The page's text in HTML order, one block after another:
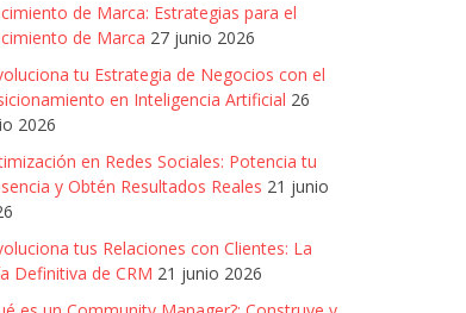
de Marca: Estrategias para el
de Marca 27 junio 2026
tu Estrategia de Negocios con el
en Inteligencia Artificial 26
2026
en Redes Sociales: Potencia tu
y Obtén Resultados Reales 21 junio
tus Relaciones con Clientes: La
Definitiva de CRM 21 junio 2026